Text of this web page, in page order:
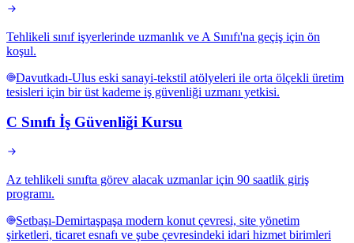
Tehlikeli sınıf işyerlerinde uzmanlık ve A Sınıfı'na geçiş için ön
koşul.
Davutkadı-Ulus eski sanayi-tekstil atölyeleri ile orta ölçekli üretim
tesisleri için bir üst kademe iş güvenliği uzmanı yetkisi.
C Sınıfı İş Güvenliği Kursu
Az tehlikeli sınıfta görev alacak uzmanlar için 90 saatlik giriş
programı.
Setbaşı-Demirtaşpaşa modern konut çevresi, site yönetim
şirketleri, ticaret esnafı ve şube çevresindeki idari hizmet birimleri